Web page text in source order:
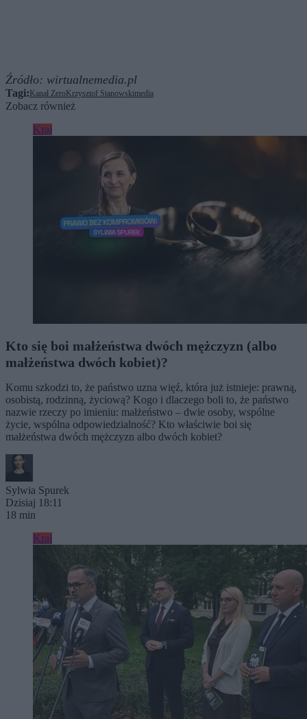
Źródło: wirtualnemedia.pl
Tagi: Kanał Zero Krzysztof Stanowskimedia
Zobacz również
Kraj
Kto się boi małżeństwa dwóch mężczyzn (albo
małżeństwa dwóch kobiet)?
Komu szkodzi to, że państwo uzna więź, która już istnieje: prawną,
osobistą, rodzinną, życiową? Kogo i dlaczego boli to, że państwo
nazwie rzeczy po imieniu: małżeństwo – dwie osoby, wspólne
życie, wspólna odpowiedzialność? Kto właściwie boi się
małżeństwa dwóch mężczyzn albo dwóch kobiet?
Sylwia Spurek
Dzisiaj 18:11
18 min
Kraj